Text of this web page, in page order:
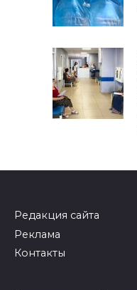
Редакция сайта
Реклама
Контакты